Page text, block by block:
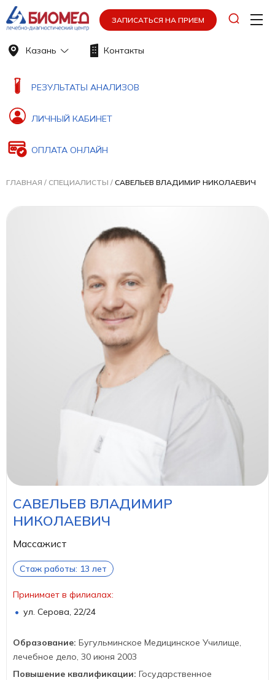
ЗАПИСАТЬСЯ НА ПРИЕМ
РЕЗУЛЬТАТЫ АНАЛИЗОВ
ЛИЧНЫЙ КАБИНЕТ
ОПЛАТА ОНЛАЙН
Казань Контакты
ГЛАВНАЯ / СПЕЦИАЛИСТЫ / САВЕЛЬЕВ ВЛАДИМИР НИКОЛАЕВИЧ
САВЕЛЬЕВ ВЛАДИМИР
НИКОЛАЕВИЧ
Массажист
Стаж работы: 13 лет
Принимает в филиалах:
ул. Серова, 22/24
Образование: Бугульминское Медицинское Училище,
лечебное дело, 30 июня 2003
Повышение квалификации: Государственное